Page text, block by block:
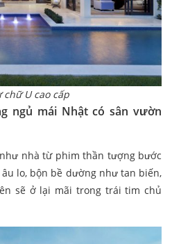
chữ U cao cấp
ngủ mái Nhật có sân vườn
nhà từ phim thần tượng bước
lo, bộn bề dường như tan biến,
sẽ ở lại mãi trong trái tim chủ